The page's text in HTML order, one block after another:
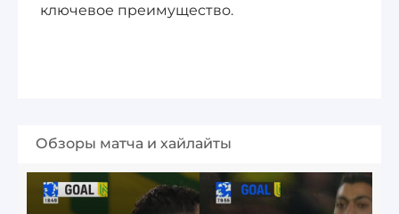
ключевое преимущество.
Обзоры матча и хайлайты